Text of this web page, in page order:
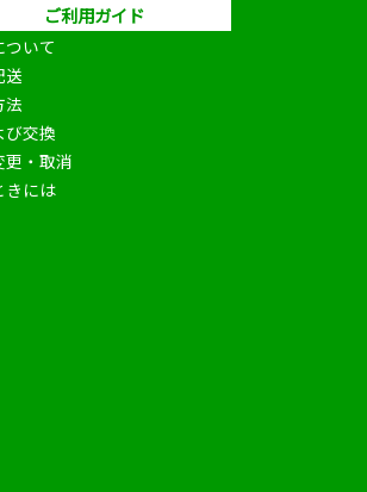
ご利用ガイド
ついて
送
法
び交換
更・取消
きには